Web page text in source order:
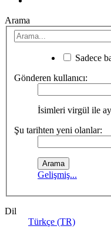
Arama
Sadece
Gönderen kullanıcı:
İsimleri virgül ile
Şu tarihten yeni olanlar:
Gelişmiş...
Dil
Türkçe (TR)